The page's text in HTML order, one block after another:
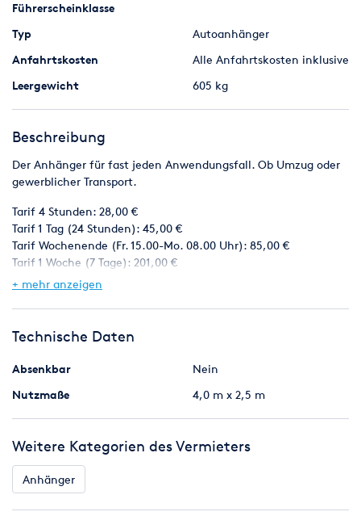
Führerscheinklasse
Typ
Autoanhänger
Anfahrtskosten
Alle Anfahrtskosten inklusive
Leergewicht
605 kg
Beschreibung
Der Anhänger für fast jeden Anwendungsfall. Ob Umzug oder
gewerblicher Transport.
Tarif 4 Stunden: 28,00 €
Tarif 1 Tag (24 Stunden): 45,00 €
Tarif Wochenende (Fr. 15.00-Mo. 08.00 Uhr): 85,00 €
Tarif 1 Woche (7 Tage): 201,00 €
B&S QN Technik GbR
Neue Strasse 75
+ mehr anzeigen
Technische Daten
Absenkbar
Nein
Nutzmaße
4,0 m x 2,5 m
Weitere Kategorien des Vermieters
Anhänger